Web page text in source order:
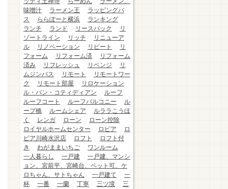
味噌汁
ラーメン王
ラッピングバ
ス
ららぽーと横浜
ランキング
ランチ
ランド リースバック
リ
ゾートライン
リッチ
リニューア
ル
リノベーション リピート
リ
フォーム
リフォーム済
リフォーム
済み
リフレッシュ リベンジ
リ
ムジンバス
リモート
リモートワー
ク
リモート部屋
リロケーション
ル・パン・コティディアン
ルーフ
ルーフコート
ルーフバルコニー
ル
ープ橋
ルームシェア
ルララこうほ
く
レンガ ローン
ローン控除
ロイヤルホームセンター
ロピア
ロ
ピア川崎水沢店
ロフト
ロフト付
き
わがままいちご
ワンルーム
一人暮らし
一戸建
一戸建、マンシ
ョン、宮前平、宮崎台、ペット可、ケ
ロちゃん、サトちゃん
一戸建て
一
杯
一番 一蘭 丁寧 三ツ境
三